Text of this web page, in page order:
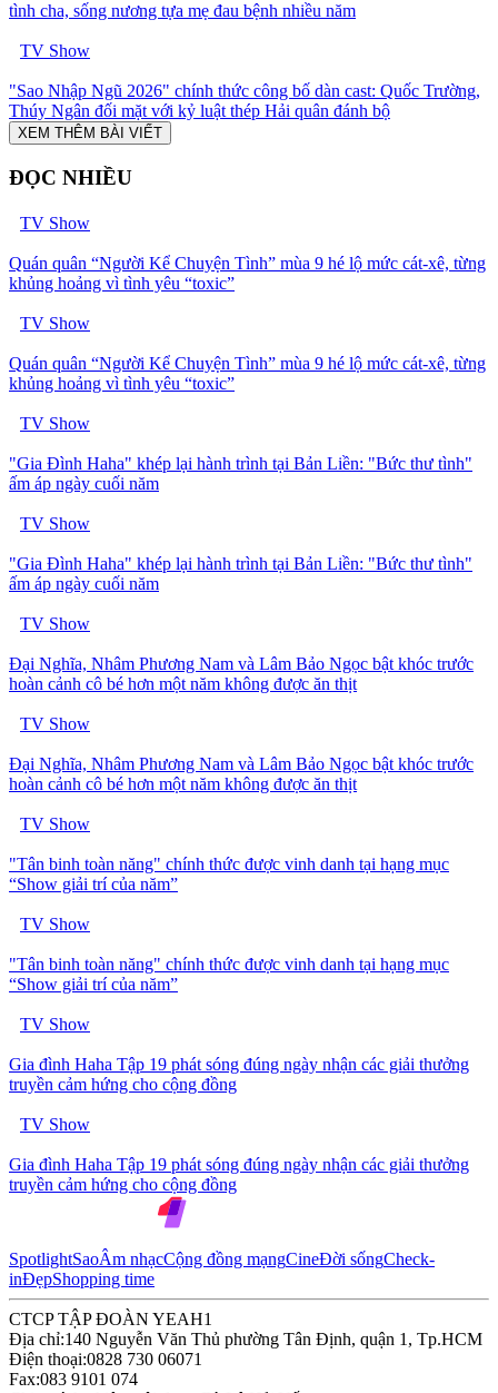
tình cha, sống nương tựa mẹ đau bệnh nhiều năm
TV Show
"Sao Nhập Ngũ 2026" chính thức công bố dàn cast: Quốc Trường,
Thúy Ngân đối mặt với kỷ luật thép Hải quân đánh bộ
XEM THÊM BÀI VIẾT
ĐỌC NHIỀU
TV Show
Quán quân “Người Kể Chuyện Tình” mùa 9 hé lộ mức cát-xê, từng
khủng hoảng vì tình yêu “toxic”
TV Show
Quán quân “Người Kể Chuyện Tình” mùa 9 hé lộ mức cát-xê, từng
khủng hoảng vì tình yêu “toxic”
TV Show
"Gia Đình Haha" khép lại hành trình tại Bản Liền: "Bức thư tình"
ấm áp ngày cuối năm
TV Show
"Gia Đình Haha" khép lại hành trình tại Bản Liền: "Bức thư tình"
ấm áp ngày cuối năm
TV Show
Đại Nghĩa, Nhâm Phương Nam và Lâm Bảo Ngọc bật khóc trước
hoàn cảnh cô bé hơn một năm không được ăn thịt
TV Show
Đại Nghĩa, Nhâm Phương Nam và Lâm Bảo Ngọc bật khóc trước
hoàn cảnh cô bé hơn một năm không được ăn thịt
TV Show
"Tân binh toàn năng" chính thức được vinh danh tại hạng mục
“Show giải trí của năm”
TV Show
"Tân binh toàn năng" chính thức được vinh danh tại hạng mục
“Show giải trí của năm”
TV Show
Gia đình Haha Tập 19 phát sóng đúng ngày nhận các giải thưởng
truyền cảm hứng cho cộng đồng
TV Show
Gia đình Haha Tập 19 phát sóng đúng ngày nhận các giải thưởng
truyền cảm hứng cho cộng đồng
SpotlightSaoÂm nhạcCộng đồng mạngCineĐời sốngCheck-
inĐẹpShopping time
CTCP TẬP ĐOÀN YEAH1
Địa chỉ:140 Nguyễn Văn Thủ phường Tân Định, quận 1, Tp.HCM
Điện thoại:0828 730 06071
Fax:083 9101 074